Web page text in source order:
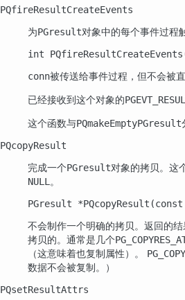
PQfireResultCreateEvents
为PGresult对象中的每个事件过程
int
conn被传送给事件过程，但不会被
已经接收到这个对象的
这个函数与PQmakeEmptyPGresult
PQcopyResult
完成一个PGresult对象的拷贝。这
NULL 。
PGresult
不会制作一个明确的拷贝。返回的
拷贝的。通常是几个
（这意味着也复制属性）。
数据不会被复制。）
PQsetResultAttrs